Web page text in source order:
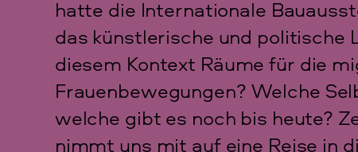
hatte die Internationale
das künstlerische und politische
diesem Kontext Räume für die
Frauenbewegungen? Welche
welche gibt es noch bis heute?
nimmt uns mit auf eine Reise in